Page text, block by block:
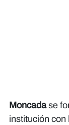
Moncadase
institución con